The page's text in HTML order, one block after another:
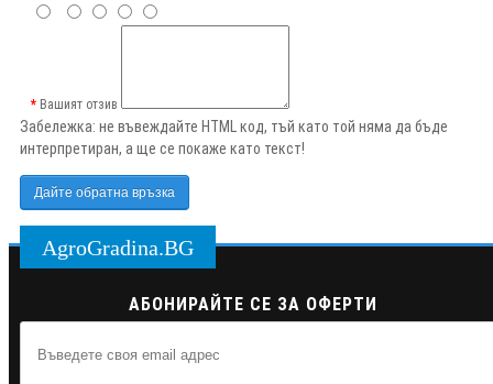
Вашият отзив
Забележка: не въвеждайте HTML код, тъй като той няма да бъде
интерпретиран, а ще се покаже като текст!
Дайте обратна връзка
AgroGradina.BG
АБОНИРАЙТЕ СЕ ЗА ОФЕРТИ